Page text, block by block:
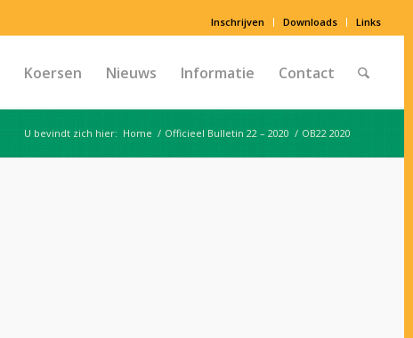
Inschrijven Downloads Links
Koersen Nieuws Informatie Contact
U bevindt zich hier: Home / Officieel Bulletin 22 – 2020 / OB22 2020